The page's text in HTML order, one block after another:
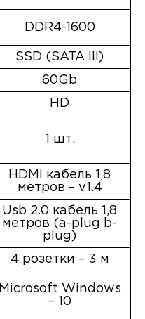
DDR4-1600
SSD (SATA III)
60Gb
HD
1 шт.
HDMI кабель 1,8
метров – v1.4
Usb 2.0 кабель 1,8
метров (a-plug b-
plug)
4 розетки – 3 м
Microsoft Windows
– 10